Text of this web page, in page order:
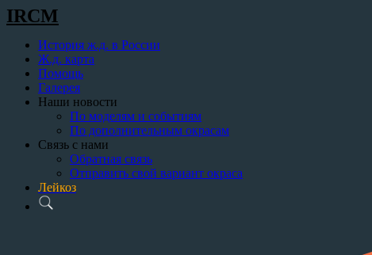
IRCM
История ж.д. в России
Ж.д. карта
Помощь
Галерея
Наши новости
По моделям и событиям
По дополнительным окрасам
Связь с нами
Обратная связь
Отправить свой вариант окраса
Лейкоз